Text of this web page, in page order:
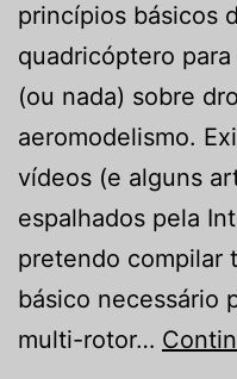
princípios básicos
quadricóptero
(ou nada) sobre
aeromodelismo.
vídeos (e alguns
espalhados pela
pretendo compilar
básico necessário
multi-rotor…